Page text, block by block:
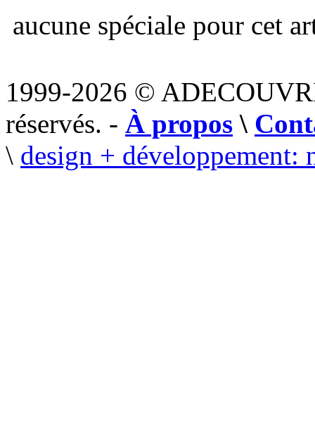
aucune spéciale pour cet
1999-2026 ©
réservés. - À propos \
\ design + développement: